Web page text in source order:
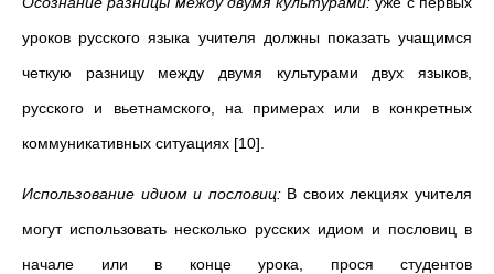
уроков русского языка учителя должны показать учащимся
четкую разницу между двумя культурами двух языков,
русского и вьетнамского, на примерах или в конкретных
коммуникативных ситуациях [10].
Использование идиом и пословиц:В своих лекциях учителя
могут использовать несколько русских идиом и пословиц в
начале или в конце урока, прося студентов